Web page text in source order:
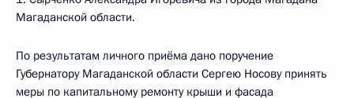
Магаданской области.
По результатам личного приёма дано поручение
Губернатору Магаданской области Сергею Носову принять
меры по капитальному ремонту крыши и фасада